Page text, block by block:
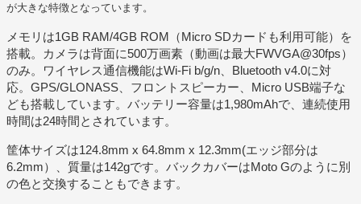
が大きな特徴となっています。
メモリは1GB RAM/4GB ROM（Micro SDカードも利用可能）を
搭載。カメラは背面に500万画素（動画は最大FWVGA@30fps）
のみ。ワイヤレス通信機能はWi-Fi b/g/n、Bluetooth v4.0に対
応。GPS/GLONASS、フロントスピーカー、Micro USB端子な
ども搭載しています。バッテリー容量は1,980mAhで、連続使用
時間は24時間とされています。
筐体サイズは124.8mm x 64.8mm x 12.3mm(エッジ部分は
6.2mm）、質量は142gです。バックカバーはMoto Gのように別
の色と交換することもできます。